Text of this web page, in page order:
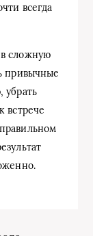
всегда
сложную
привычные
убрать
встрече